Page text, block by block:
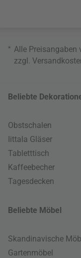
* Alle Preisangaben
zzgl.
Beliebte
Obstschalen
Iittala Gläser
Tabletttisch
Kaffeebecher
Tagesdecken
Beliebte Möbel
Skandinavische
Gartenmöbel